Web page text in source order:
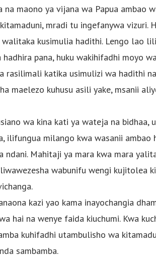
maono ya vijana wa Papua ambao
mradi tu ingefanywa vizuri.
kusimulia hadithi. Lengo lao
pana, huku wakihifadhi moyo
rasilimali katika usimulizi wa hadithi
maelezo kuhusu asili yake, msanii
wa kina kati ya wateja na bidhaa,
ilifungua milango kwa wasanii
ndani. Mahitaji ya mara kwa mara
wabunifu wengi kujitolea
kazi yao kama inayochangia
hai na wenye faida kiuchumi. Kwa
kuhifadhi utambulisho wa
sambamba.